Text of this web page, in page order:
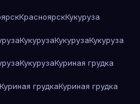
КрасноярскКукуруза
КукурузаКукурузаКукуруза
КукурузаКуриная грудка
Куриная грудкаКуриная грудка